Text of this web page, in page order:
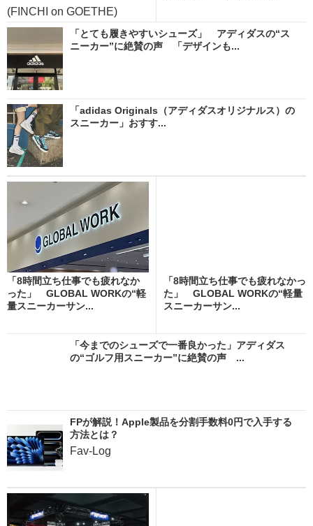
(FINCHI on GOETHE)
「とても履きやすいシューズ」 アディダスの“ス
ニーカー”に絶賛の声 「デザインも...
「adidas Originals（アディダスオリジナルス）の
スニーカー」おすす...
「8時間立ち仕事でも疲れなか
った」 GLOBAL WORKの“軽
量スニーカーサン...
「8時間立ち仕事でも疲れなかっ
た」 GLOBAL WORKの“軽量
スニーカーサン...
「今までのシューズで一番良かった」アディダス
の“ゴルフ用スニーカー”に絶賛の声 ...
FPが解説！Apple製品を分割手数料0円で入手する
方法とは？
Fav-Log